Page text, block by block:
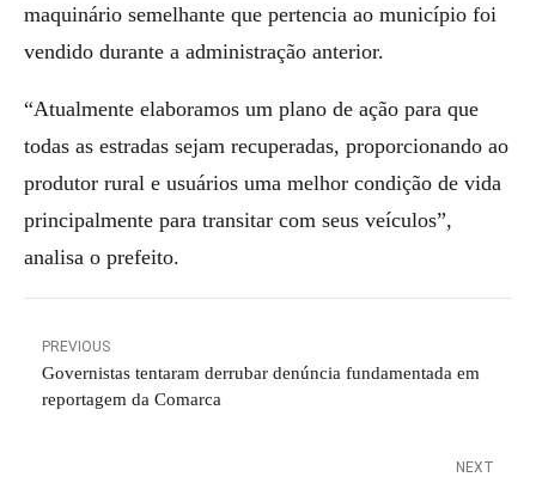
maquinário semelhante que pertencia ao município foi
vendido durante a administração anterior.
“Atualmente elaboramos um plano de ação para que
todas as estradas sejam recuperadas, proporcionando ao
produtor rural e usuários uma melhor condição de vida
principalmente para transitar com seus veículos”,
analisa o prefeito.
PREVIOUS
Governistas tentaram derrubar denúncia fundamentada em
reportagem da Comarca
NEXT